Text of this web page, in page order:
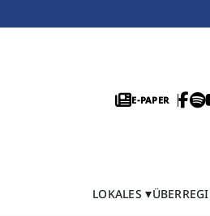
E-PAPER
LOKALES